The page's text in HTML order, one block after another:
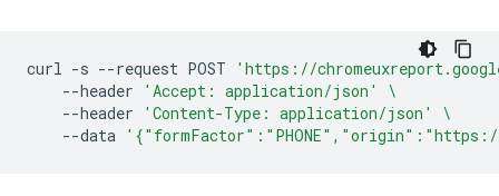
curl -s --request POST
'https://
--header
'Accept: application/json'
\
--header
'Content-Type: application/json'
\
--data